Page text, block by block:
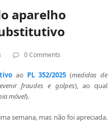
aparelho
0 Comments
ao PL 352/2025 (medidas de
fraudes e golpes), ao qual
móvel).
semana, mas não foi apreciada.